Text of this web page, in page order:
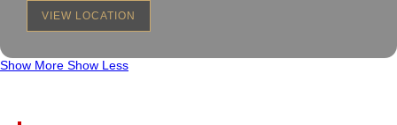
VIEW LOCATION
Show More Show Less